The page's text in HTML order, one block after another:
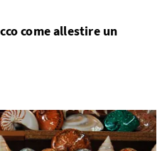
come allestire un